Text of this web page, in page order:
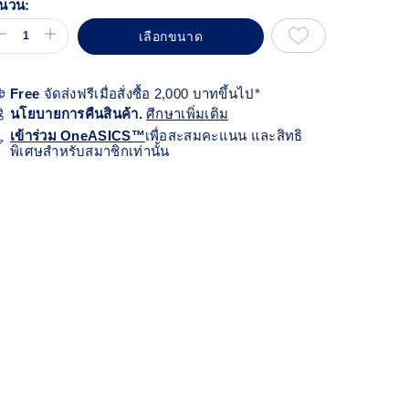
วน:
เลือกขนาด
Free จัดส่งฟรีเมื่อสั่งซื้อ 2,000 บาทขึ้นไป*
นโยบายการคืนสินค้า.ศีกษาเพิ่มเติม
เข้าร่วม OneASICS™เพื่อสะสมคะแนน และสิทธิ
พิเศษสำหรับสมาชิกเท่านั้น